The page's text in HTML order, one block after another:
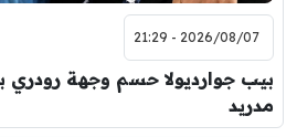
2026/08/07 - 21:29
بيب جوارديولا حسم وجهة رودري
مدريد